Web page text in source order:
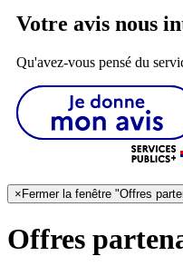
Votre avis nous
Qu'avez-vous pensé du
× Fermer la fenêtre "Offres
Offres